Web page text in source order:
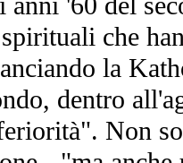
che
la
dentro
Non